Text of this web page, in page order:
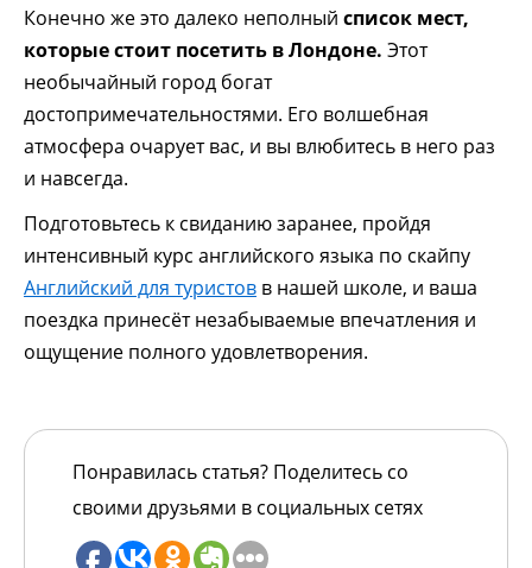
Конечно же это далеко неполный список мест,
которые стоит посетить в Лондоне. Этот
необычайный город богат
достопримечательностями. Его волшебная
атмосфера очарует вас, и вы влюбитесь в него раз
и навсегда.
Подготовьтесь к свиданию заранее, пройдя
интенсивный курс английского языка по скайпу
Английский для туристов в нашей школе, и ваша
поездка принесёт незабываемые впечатления и
ощущение полного удовлетворения.
Понравилась статья? Поделитесь со
своими друзьями в социальных сетях